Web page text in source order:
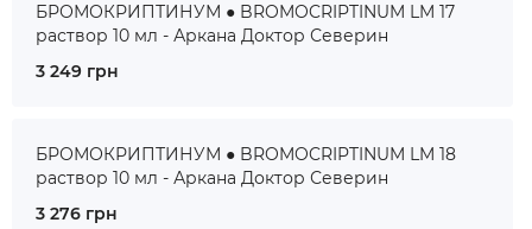
БРОМОКРИПТИНУМ ● BROMOCRIPTINUM LM 17
раствор 10 мл - Аркана Доктор Северин
3 249 грн
БРОМОКРИПТИНУМ ● BROMOCRIPTINUM LM 18
раствор 10 мл - Аркана Доктор Северин
3 276 грн